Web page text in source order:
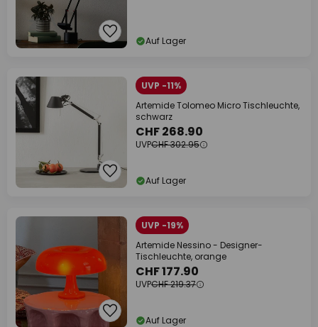
Auf Lager
UVP -11%
Artemide Tolomeo Micro Tischleuchte,
schwarz
CHF 268.90
UVPCHF 302.95
Auf Lager
UVP -19%
Artemide Nessino - Designer-
Tischleuchte, orange
CHF 177.90
UVPCHF 219.37
Auf Lager